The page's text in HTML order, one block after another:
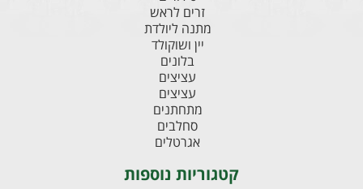
זרים לראש
מתנה ליולדת
יין ושוקולד
בלונים
עציצים
עציצים
מתחתנים
סחלבים
אגרטלים
קטגוריות נוספות